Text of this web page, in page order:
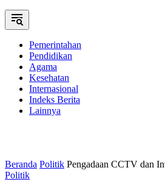
Pemerintahan
Pendidikan
Agama
Kesehatan
Internasional
Indeks Berita
Lainnya
Beranda Politik Pengadaan CCTV dan
Politik